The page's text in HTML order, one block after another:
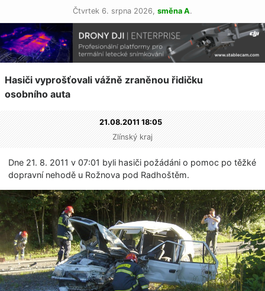
Čtvrtek 6. srpna 2026, směna A.
Hasiči vyprošťovali vážně zraněnou řidičku
osobního auta
21.08.2011 18:05
Zlínský kraj
Dne 21. 8. 2011 v 07:01 byli hasiči požádáni o pomoc po těžké
dopravní nehodě u Rožnova pod Radhoštěm.